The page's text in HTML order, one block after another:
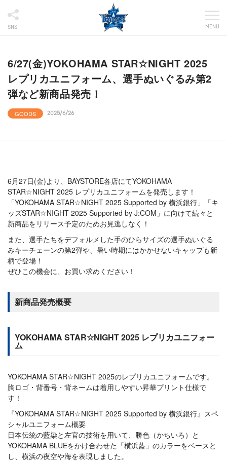
SNS MENU
6/27(金)YOKOHAMA STAR☆NIGHT 2025
レプリカユニフォーム、選手ぬいぐるみ第2
弾など新商品発売！
GOODS 2025/6/26
6月27日(金)より、BAYSTORE各店にてYOKOHAMA
STAR☆NIGHT 2025 レプリカユニフォームを発売します！
「YOKOHAMA STAR☆NIGHT 2025 Supported by 横浜銀行」「キ
ッズSTAR☆NIGHT 2025 Supported by J:COM」に向けて続々と
新商品をリリース予定のためお見逃しなく！
また、選手たちをデフォルメした手のひらサイズの選手ぬいぐる
みキーチェーンの第2弾や、暑い時期にはかかせないキャップも新
柄で登場！
ぜひこの機会に、お買い求めください！
新商品発売概要
YOKOHAMA STAR☆NIGHT 2025 レプリカユニフォー
ム
YOKOHAMA STAR☆NIGHT 2025のレプリカユニフォームです。
胸ロゴ・背番号・背ネームは着用しやすい昇華プリント仕様で
す！
『YOKOHAMA STAR☆NIGHT 2025 Supported by 横浜銀行』スペ
シャルユニフォーム概要
日本伝統の藍染と左官の技術を用いて、勝色（かちいろ）と
YOKOHAMA BLUEをかけ合わせた「横浜藍」のカラーをベースと
し、横浜の夜空や海を表現しました。